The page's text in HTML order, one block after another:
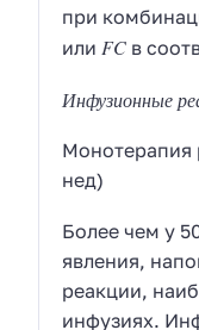
при
илиFC в
Инфузионные
Монотерапия
нед)
Более чем у
явления,
реакции,
инфузиях.